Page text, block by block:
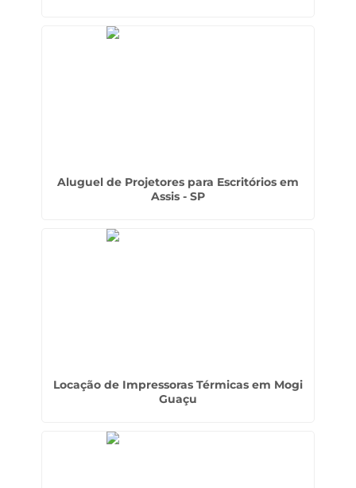
Aluguel de Projetores para Escritórios em
Assis - SP
Locação de Impressoras Térmicas em Mogi
Guaçu